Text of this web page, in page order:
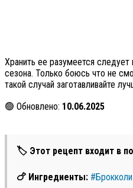
Хранить ее разумеется
сезона. Только боюсь что не
такой случай заготавливайте
🟢 Обновлено: 10.06.2025
🏷 Этот рецепт входит в
🍗 Ингредиенты: #Брокколи